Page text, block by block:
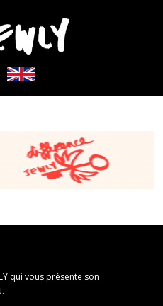
qui vous présente son